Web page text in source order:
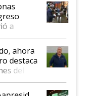
a
del
el
ahora
destaca
del
invertir: